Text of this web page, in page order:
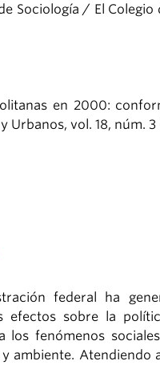
Sociología / El Colegio
en 2000:
vol. 18, núm. 3
federal ha
efectos sobre la
los fenómenos
ambiente. Atendiendo